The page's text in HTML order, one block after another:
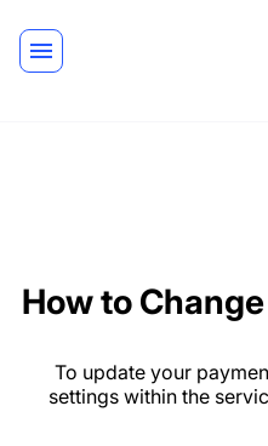
How to
To update your
settings within the